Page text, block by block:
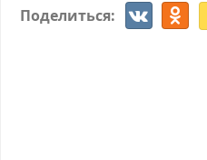
Поделиться: